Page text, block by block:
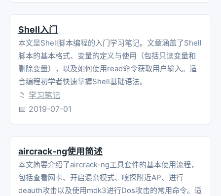
Shell入门
本文是Shell脚本编程的入门学习笔记。文章涵盖了Shell
脚本的基本格式、变量的定义与使用（包括只读变量和
删除变量），以及如何使用read命令获取用户输入。适
合编程初学者快速掌握Shell基础语法。
📁 学习笔记
📅 2019-07-01
aircrack-ng使用简述
本文简要介绍了aircrack-ng工具套件的基本使用流程，
包括查看网卡、开启混杂模式、嗅探附近AP、进行
deauth攻击以及使用mdk3进行Dos攻击的常用命令。适